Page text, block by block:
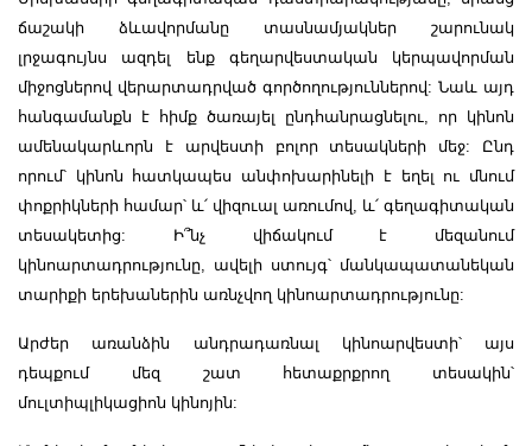
ճաշակի ձևավորմանը տասնամյակներ շարունակ
լրջագույնս ազդել ենք գեղարվեստական կերպավորման
միջոցներով վերարտադրված գործողություններով: Նաև այդ
հանգամանքն է հիմք ծառայել ընդհանրացնելու, որ կինոն
ամենակարևորն է արվեստի բոլոր տեսակների մեջ: Ընդ
որում՝ կինոն հատկապես անփոխարինելի է եղել ու մնում
փոքրիկների համար՝ և՛ վիզուալ առումով, և՛ գեղագիտական
տեսակետից: Ի՞նչ վիճակում է մեզանում
կինոարտադրությունը, ավելի ստույգ՝ մանկապատանեկան
տարիքի երեխաներին առնչվող կինոարտադրությունը:
Արժեր առանձին անդրադառնալ կինոարվեստի՝ այս
դեպքում մեզ շատ հետաքրքրող տեսակին՝
մուլտիպլիկացիոն կինոյին: